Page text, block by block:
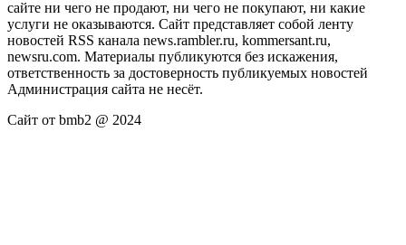
сайте ни чего не продают, ни чего не покупают, ни какие
услуги не оказываются. Сайт представляет собой ленту
новостей RSS канала news.rambler.ru, kommersant.ru,
newsru.com. Материалы публикуются без искажения,
ответственность за достоверность публикуемых новостей
Администрация сайта не несёт.
Сайт от bmb2 @ 2024